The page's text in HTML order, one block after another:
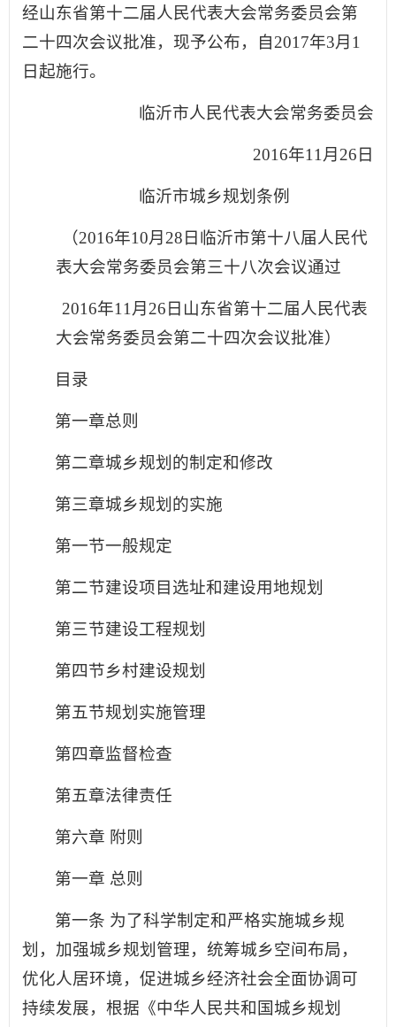
经山东省第十二届人民代表大会常务委员会第
二十四次会议批准，现予公布，自2017年3月1
日起施行。
临沂市人民代表大会常务委员会
2016年11月26日
临沂市城乡规划条例
（2016年10月28日临沂市第十八届人民代
表大会常务委员会第三十八次会议通过
2016年11月26日山东省第十二届人民代表
大会常务委员会第二十四次会议批准）
目录
第一章总则
第二章城乡规划的制定和修改
第三章城乡规划的实施
第一节一般规定
第二节建设项目选址和建设用地规划
第三节建设工程规划
第四节乡村建设规划
第五节规划实施管理
第四章监督检查
第五章法律责任
第六章 附则
第一章 总则
第一条 为了科学制定和严格实施城乡规
划，加强城乡规划管理，统筹城乡空间布局，
优化人居环境，促进城乡经济社会全面协调可
持续发展，根据《中华人民共和国城乡规划